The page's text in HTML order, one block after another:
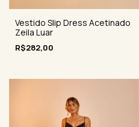
Vestido Slip Dress Acetinado
Zeila Luar
R$282,00